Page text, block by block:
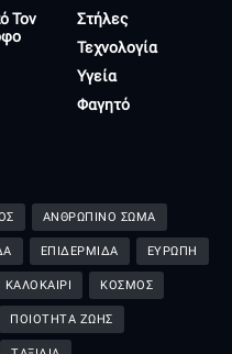
Τον
Στήλες
Τεχνολογία
Υγεία
Φαγητό
ΑΝΘΡΩΠΙΝΟ ΣΩΜΑ
ΕΠΙΔΕΡΜΙΔΑ ΕΥΡΩΠΗ
ΚΑΛΟΚΑΙΡΙ ΚΟΣΜΟΣ
ΠΟΙΟΤΗΤΑ ΖΩΗΣ